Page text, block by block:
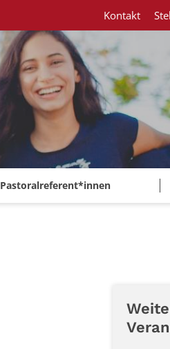
Pastoralreferent*innen
Kontakt